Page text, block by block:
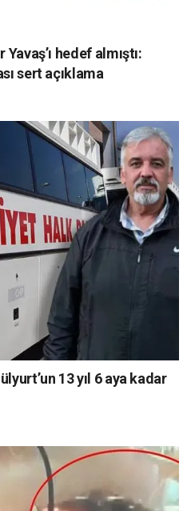
hedef almıştı:
sert açıklama
13 yıl 6 aya kadar